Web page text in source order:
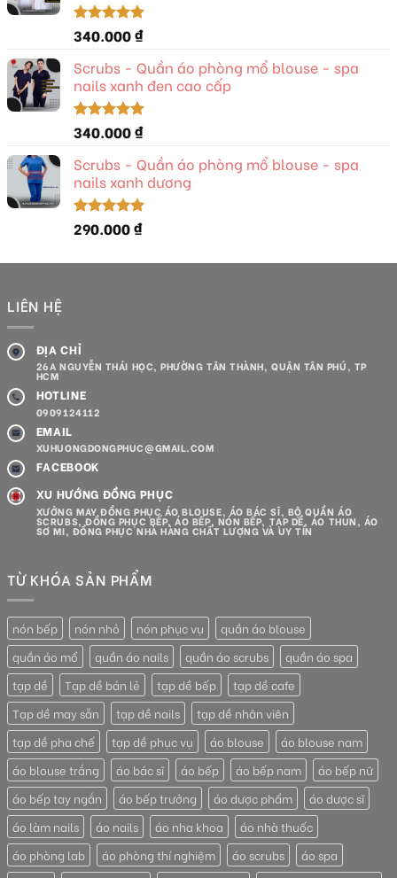
Được xếp
hạng 5.00
5 sao
340.000₫
Scrubs - Quần áo phòng mổ blouse - spa
nails xanh đen cao cấp
Được xếp
hạng 5.00
5 sao
340.000₫
Scrubs - Quần áo phòng mổ blouse - spa
nails xanh dương
Được xếp
hạng5.00
290.000₫
LIÊN HỆ
ĐỊA CHỈ
26A NGUYỄN THÁI HỌC, PHƯỜNG TÂN THÀNH, QUẬN TÂN PHÚ, TP
HCM
HOTLINE
0909124112
EMAIL
XUHUONGDONGPHUC@GMAIL.COM
FACEBOOK
XU HƯỚNG ĐỒNG PHỤC
XƯỞNG MAY ĐỒNG PHỤC ÁO BLOUSE, ÁO BÁC SĨ, BỘ QUẦN ÁO
SCRUBS, ĐỒNG PHỤC BẾP, ÁO BẾP, NÓN BẾP, TẠP DỀ, ÁO THUN, ÁO
SƠ MI, ĐỒNG PHỤC NHÀ HÀNG CHẤT LƯỢNG VÀ UY TÍN
TỪ KHÓA SẢN PHẨM
nón bếp nón nhỏ nón phục vụ
quần áo blouse
quần áo mổ
quần áo nails quần áo scrubs
quần áo spa
tạp dề
Tạp dề bán lẻ tạp dề bếp
tạp dề cafe
Tạp dề may sẵn
tạp dề nails
tạp dề nhân viên
tạp dề pha chế
tạp dề phục vụ áo blouse
áo blouse nam
áo blouse trắng
áo bác sĩ áo bếp áo bếp nam
áo bếp nữ
áo bếp tay ngắn
áo bếp trưởng áo dược phẩm
áo dược sĩ
áo làm nails
áo nails áo nha khoa
áo nhà thuốc
áo phòng lab
áo phòng thí nghiệm áo scrubs
áo spa